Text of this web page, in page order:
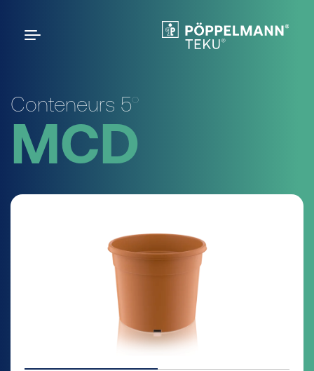
Conteneurs 5°
MCD